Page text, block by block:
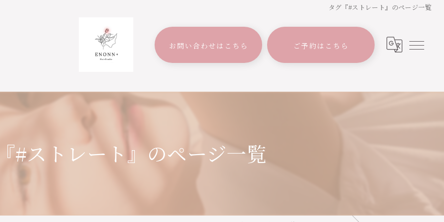
タグ『#ストレート』のページ一覧
お問い合わせはこちら ご予約はこちら
#ストレート』のページ一覧